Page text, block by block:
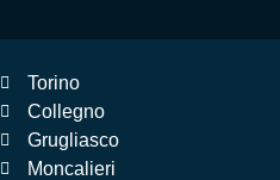
Torino
Collegno
Grugliasco
Moncalieri